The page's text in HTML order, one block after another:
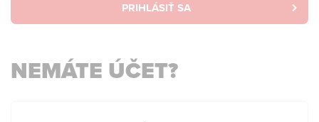
PRIHLÁSIŤ SA
NEMÁTE ÚČET?